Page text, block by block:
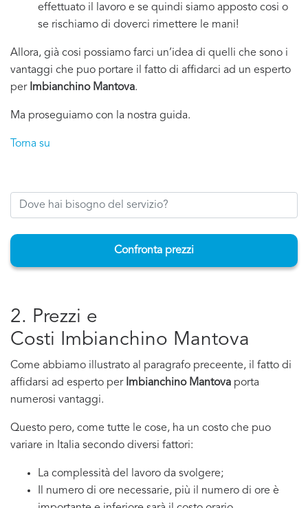
effettuato il lavoro e se quindi siamo apposto cosi o
se rischiamo di doverci rimettere le mani!
Allora, già cosi possiamo farci un’idea di quelli che sono i
vantaggi che puo portare il fatto di affidarci ad un esperto
per Imbianchino Mantova.
Ma proseguiamo con la nostra guida.
Torna su
Confronta prezzi
2. Prezzi e
Costi Imbianchino Mantova
Come abbiamo illustrato al paragrafo preceente, il fatto di
affidarsi ad esperto per Imbianchino Mantova porta
numerosi vantaggi.
Questo pero, come tutte le cose, ha un costo che puo
variare in Italia secondo diversi fattori:
La complessità del lavoro da svolgere;
Il numero di ore necessarie, più il numero di ore è